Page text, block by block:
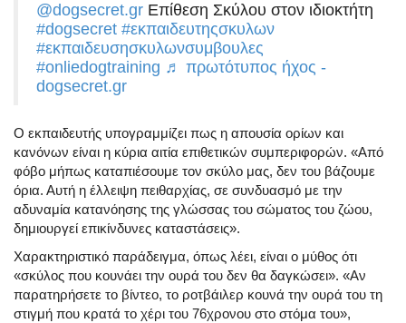
@dogsecret.gr Επίθεση Σκύλου στον ιδιοκτήτη
#dogsecret #εκπαιδευτηςσκυλων
#εκπαιδευσησκυλωνσυμβουλες
#onliedogtraining ♬ πρωτότυπος ήχος -
dogsecret.gr
Ο εκπαιδευτής υπογραμμίζει πως η απουσία ορίων και
κανόνων είναι η κύρια αιτία επιθετικών συμπεριφορών. «Από
φόβο μήπως καταπιέσουμε τον σκύλο μας, δεν του βάζουμε
όρια. Αυτή η έλλειψη πειθαρχίας, σε συνδυασμό με την
αδυναμία κατανόησης της γλώσσας του σώματος του ζώου,
δημιουργεί επικίνδυνες καταστάσεις».
Χαρακτηριστικό παράδειγμα, όπως λέει, είναι ο μύθος ότι
«σκύλος που κουνάει την ουρά του δεν θα δαγκώσει». «Αν
παρατηρήσετε το βίντεο, το ροτβάιλερ κουνά την ουρά του τη
στιγμή που κρατά το χέρι του 76χρονου στο στόμα του»,